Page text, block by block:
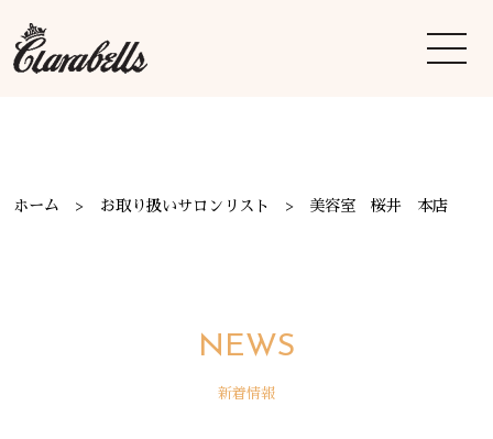
ホーム お取り扱いサロンリスト 美容室 桜井 本店
NEWS
新着情報